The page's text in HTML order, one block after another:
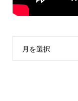
月を選択